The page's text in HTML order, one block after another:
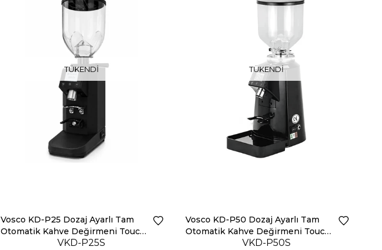
TÜKENDI
Vosco KD-P25 Dozaj Ayarlı Tam
Otomatik Kahve Değirmeni Touch
VKD-P25S
TÜKENDI
Vosco KD-P50 Dozaj Ayarlı Tam
Otomatik Kahve Değirmeni Touch
VKD-P50S